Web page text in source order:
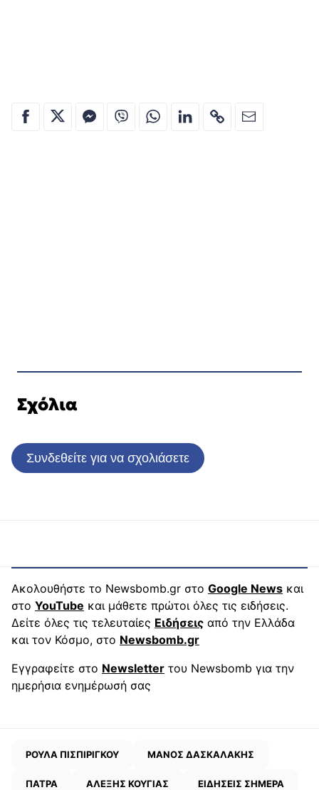
Σχόλια
Συνδεθείτε για να σχολιάσετε
Ακολουθήστε το Newsbomb.gr στο Google News και
στο YouTube και μάθετε πρώτοι όλες τις ειδήσεις.
Δείτε όλες τις τελευταίες Ειδήσεις από την Ελλάδα
και τον Κόσμο, στο Newsbomb.gr
Εγγραφείτε στο Newsletter του Newsbomb για την
ημερήσια ενημέρωσή σας
ΡΟΥΛΑ ΠΙΣΠΙΡΙΓΚΟΥ ΜΑΝΟΣ ΔΑΣΚΑΛΑΚΗΣ
ΠΑΤΡΑ ΑΛΕΞΗΣ ΚΟΥΓΙΑΣ ΕΙΔΗΣΕΙΣ ΣΗΜΕΡΑ